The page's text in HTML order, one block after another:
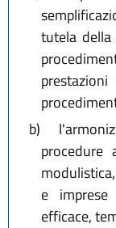
tutela della
b)
procedure
e
efficace,